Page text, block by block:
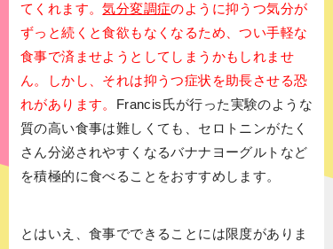
てくれます。気分変調症のように抑うつ気分が
ずっと続くと食欲もなくなるため、つい手軽な
食事で済ませようとしてしまうかもしれませ
ん。しかし、それは抑うつ症状を助長させる恐
れがあります。 Francis氏が行った実験のような
質の高い食事は難しくても、セロトニンがたく
さん分泌されやすくなるバナナヨーグルトなど
を積極的に食べることをおすすめします。
とはいえ、食事でできることには限度がありま